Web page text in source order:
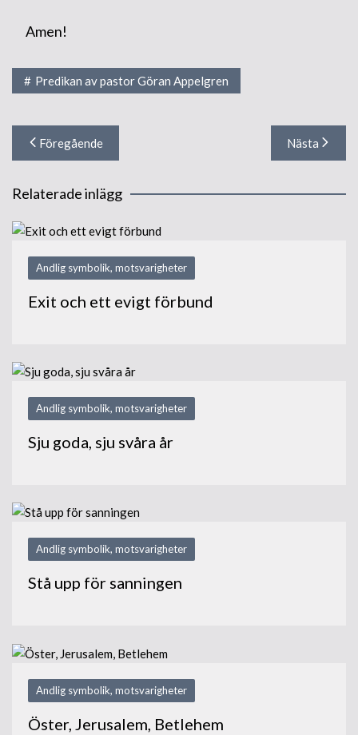
Amen!
Predikan av pastor Göran Appelgren
Inläggsnavigering
Föregående Nästa
Relaterade inlägg
Andlig symbolik, motsvarigheter
Exit och ett evigt förbund
Andlig symbolik, motsvarigheter
Sju goda, sju svåra år
Andlig symbolik, motsvarigheter
Stå upp för sanningen
Andlig symbolik, motsvarigheter
Öster, Jerusalem, Betlehem